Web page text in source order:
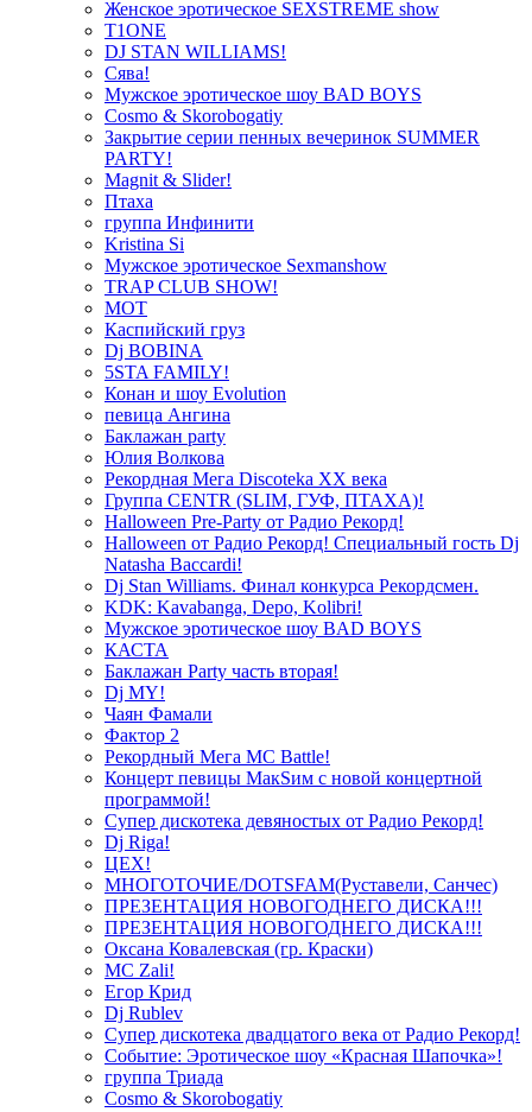
Женское эротическое SEXSTREME show
T1ONE
DJ STAN WILLIAMS!
Сява!
Мужское эротическое шоу BAD BOYS
Cosmo & Skorobogatiy
Закрытие серии пенных вечеринок SUMMER
PARTY!
Magnit & Slider!
Птаха
группа Инфинити
Kristina Si
Мужское эротическое Sexmanshow
TRAP CLUB SHOW!
МОТ
Каспийский груз
Dj BOBINA
5STA FAMILY!
Конан и шоу Evolution
певица Ангина
Баклажан party
Юлия Волкова
Рекордная Мега Discoteka XX века
Группа CENTR (SLIM, ГУФ, ПТАХА)!
Halloween Pre-Party от Радио Рекорд!
Halloween от Радио Рекорд! Специальный гость Dj
Natasha Baccardi!
Dj Stan Williams. Финал конкурса Рекордсмен.
KDK: Kavabanga, Depo, Kolibri!
Мужское эротическое шоу BAD BOYS
КАСТА
Баклажан Party часть вторая!
Dj MY!
Чаян Фамали
Фактор 2
Рекордный Мега МС Battle!
Концерт певицы МакSим с новой концертной
программой!
Супер дискотека девяностых от Радио Рекорд!
Dj Riga!
ЦЕХ!
МНОГОТОЧИЕ/DOTSFAM(Руставели, Санчес)
ПРЕЗЕНТАЦИЯ НОВОГОДНЕГО ДИСКА!!!
ПРЕЗЕНТАЦИЯ НОВОГОДНЕГО ДИСКА!!!
Оксана Ковалевская (гр. Краски)
MC Zali!
Егор Крид
Dj Rublev
Супер дискотека двадцатого века от Радио Рекорд!
Событие: Эротическое шоу «Красная Шапочка»!
группа Триада
Cosmo & Skorobogatiy